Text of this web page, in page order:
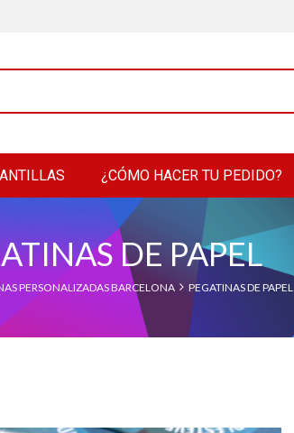
¿CÓMO HACER TU PEDIDO?
DE PAPEL
PERSONALIZADAS BARCELONA PEGATINAS DE PAPEL